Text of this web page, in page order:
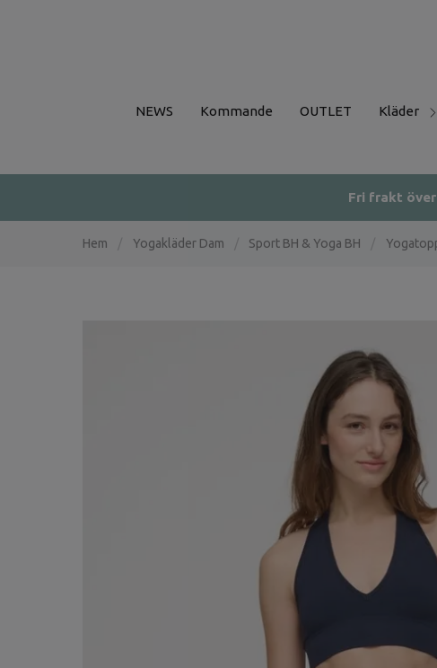
NEWS Kommande OUTLET Kläder
Fri frakt över
Hem Yogakläder Dam Sport BH & Yoga BH